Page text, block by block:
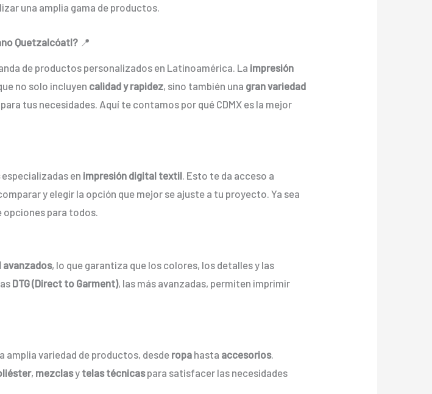
una amplia gama de productos.
Quetzalcóatl? 📍
de productos personalizados en Latinoamérica. La impresión
no solo incluyen calidad y rapidez, sino también una gran variedad
tus necesidades. Aquí te contamos por qué CDMX es la mejor
especializadas en impresión digital textil . Esto te da acceso a
y elegir la opción que mejor se ajuste a tu proyecto. Ya sea
opciones para todos.
avanzados, lo que garantiza que los colores, los detalles y las
DTG (Direct to Garment), las más avanzadas, permiten imprimir
amplia variedad de productos, desde ropa hasta accesorios.
, mezclasy telas técnicaspara satisfacer las necesidades